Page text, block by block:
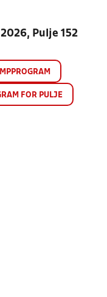
Pulje 152
FOR PULJE